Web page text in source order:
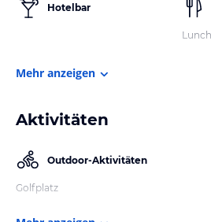
Hotelbar
Mehr anzeigen
Aktivitäten
Outdoor-Aktivitäten
Golfplatz